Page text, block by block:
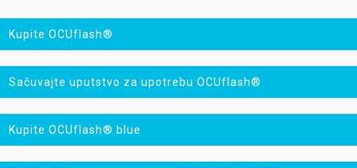
Kupite OCUflash®
Sačuvajte uputstvo za upotrebu OCUflash®
Kupite OCUflash® blue